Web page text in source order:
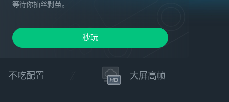
等待你抽丝剥茧。
迥异风格展馆体现不同的人偶美学，但展馆深处紧
闭的大门、说着高深话语的游客却让人感到不安，
么……
秒玩
不吃配置 大屏高帧